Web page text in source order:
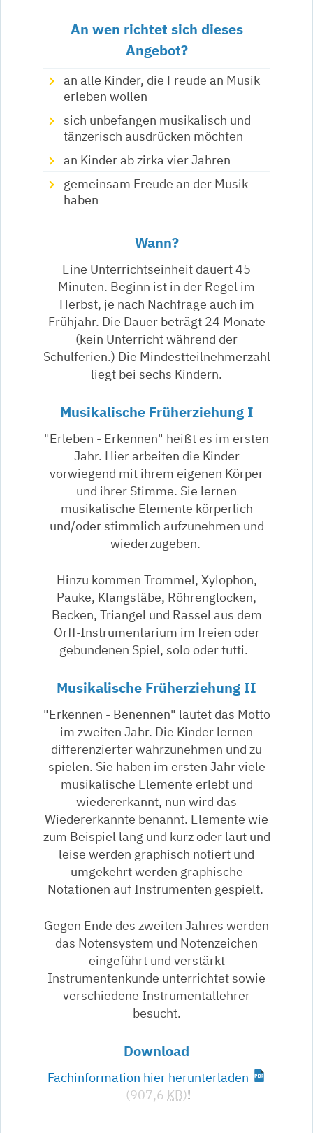
An wen richtet sich dieses
Angebot?
an alle Kinder, die Freude an Musik
erleben wollen
sich unbefangen musikalisch und
tänzerisch ausdrücken möchten
an Kinder ab zirka vier Jahren
gemeinsam Freude an der Musik
haben
Wann?
Eine Unterrichtseinheit dauert 45
Minuten. Beginn ist in der Regel im
Herbst, je nach Nachfrage auch im
Frühjahr. Die Dauer beträgt 24 Monate
(kein Unterricht während der
Schulferien.) Die Mindestteilnehmerzahl
liegt bei sechs Kindern.
Musikalische Früherziehung I
"Erleben - Erkennen" heißt es im ersten
Jahr. Hier arbeiten die Kinder
vorwiegend mit ihrem eigenen Körper
und ihrer Stimme. Sie lernen
musikalische Elemente körperlich
und/oder stimmlich aufzunehmen und
wiederzugeben.
Hinzu kommen Trommel, Xylophon,
Pauke, Klangstäbe, Röhrenglocken,
Becken, Triangel und Rassel aus dem
Orff-Instrumentarium im freien oder
gebundenen Spiel, solo oder tutti.
Musikalische Früherziehung II
"Erkennen - Benennen" lautet das Motto
im zweiten Jahr. Die Kinder lernen
differenzierter wahrzunehmen und zu
spielen. Sie haben im ersten Jahr viele
musikalische Elemente erlebt und
wiedererkannt, nun wird das
Wiedererkannte benannt. Elemente wie
zum Beispiel lang und kurz oder laut und
leise werden graphisch notiert und
umgekehrt werden graphische
Notationen auf Instrumenten gespielt.
Gegen Ende des zweiten Jahres werden
das Notensystem und Notenzeichen
eingeführt und verstärkt
Instrumentenkunde unterrichtet sowie
verschiedene Instrumentallehrer
besucht.
Download
Fachinformation hier herunterladen
(907,6 KB)!